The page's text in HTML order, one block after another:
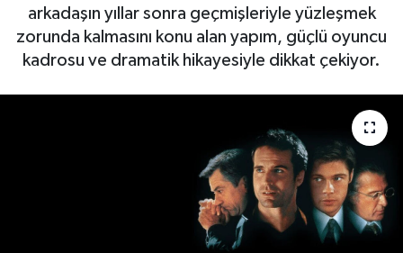
arkadaşın yıllar sonra geçmişleriyle yüzleşmek
zorunda kalmasını konu alan yapım, güçlü oyuncu
kadrosu ve dramatik hikayesiyle dikkat çekiyor.